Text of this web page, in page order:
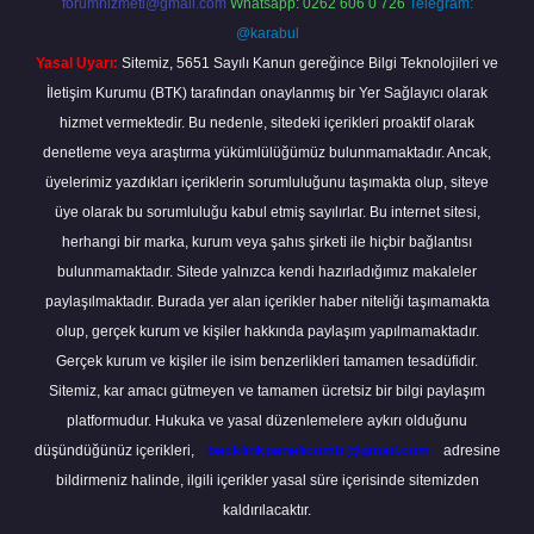
forumhizmeti@gmail.com Whatsapp: 0262 606 0 726 Telegram:
@karabul
Yasal Uyarı: Sitemiz, 5651 Sayılı Kanun gereğince Bilgi Teknolojileri ve
İletişim Kurumu (BTK) tarafından onaylanmış bir Yer Sağlayıcı olarak
hizmet vermektedir. Bu nedenle, sitedeki içerikleri proaktif olarak
denetleme veya araştırma yükümlülüğümüz bulunmamaktadır. Ancak,
üyelerimiz yazdıkları içeriklerin sorumluluğunu taşımakta olup, siteye
üye olarak bu sorumluluğu kabul etmiş sayılırlar. Bu internet sitesi,
herhangi bir marka, kurum veya şahıs şirketi ile hiçbir bağlantısı
bulunmamaktadır. Sitede yalnızca kendi hazırladığımız makaleler
paylaşılmaktadır. Burada yer alan içerikler haber niteliği taşımamakta
olup, gerçek kurum ve kişiler hakkında paylaşım yapılmamaktadır.
Gerçek kurum ve kişiler ile isim benzerlikleri tamamen tesadüfidir.
Sitemiz, kar amacı gütmeyen ve tamamen ücretsiz bir bilgi paylaşım
platformudur. Hukuka ve yasal düzenlemelere aykırı olduğunu
düşündüğünüz içerikleri,
backlinkpanelicomtr@gmail.com
adresine
bildirmeniz halinde, ilgili içerikler yasal süre içerisinde sitemizden
kaldırılacaktır.